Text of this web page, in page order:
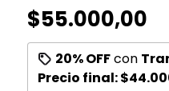
$55.000,00
20% OFFcon
Precio final: